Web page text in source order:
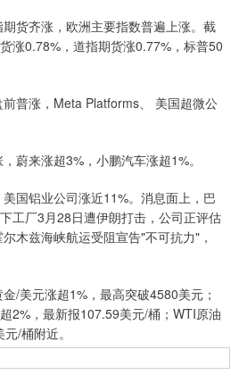
货齐涨，欧洲主要指数普遍上涨。截
涨0.78%，道指期货涨0.77%，标普50
普涨，Meta Platforms、 美国超微公
来涨超3%，小鹏汽车涨超1%。
铝业公司涨近11%。消息面上，巴
工厂3月28日遭伊朗打击，公司正评估
木兹海峡航运受阻宣告"不可抗力"，
美元涨超1%，最高突破4580美元；
2%，最新报107.59美元/桶；WTI原油
/桶附近。